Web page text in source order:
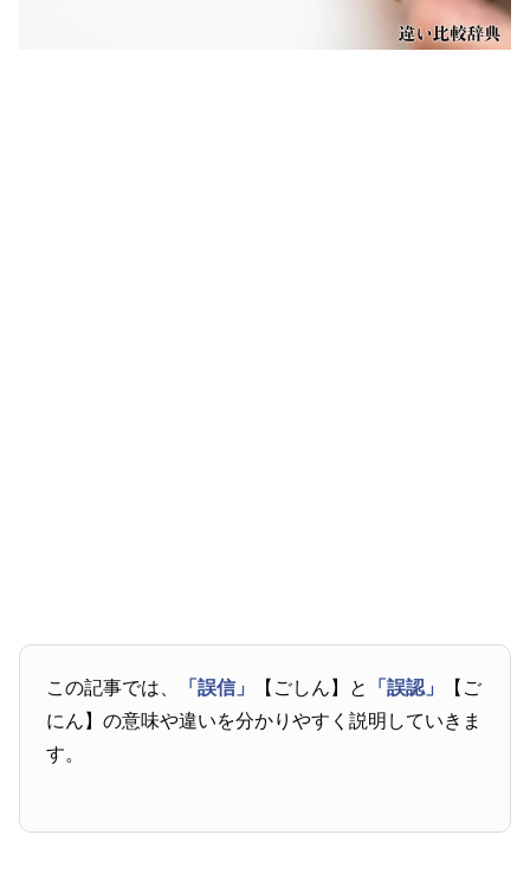
この記事では、 「誤信」 【ごしん】と 「誤認」
【ご
にん】の意味や違いを分かりやすく説明していきま
す。